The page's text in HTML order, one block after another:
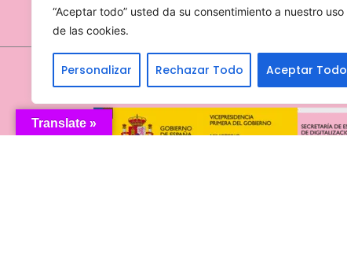
“Aceptar todo” usted da su consentimiento a nuestro uso
de las cookies.
Personalizar Rechazar Todo Aceptar Todo
Translate »